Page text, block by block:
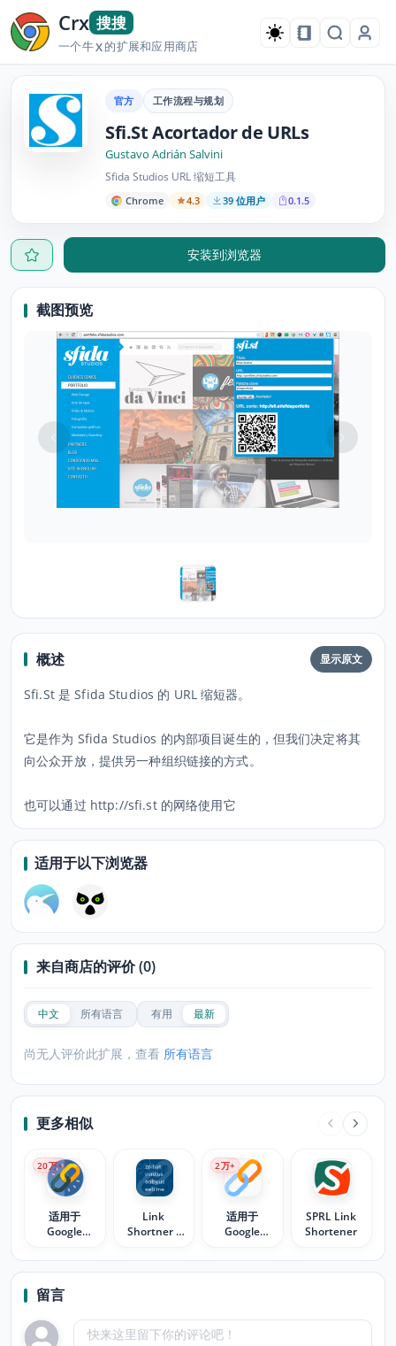
Crx 搜搜
一个牛X的扩展和应用商店
官方 工作流程与规划
Sfi.St Acortador de URLs
Gustavo Adrián Salvini
Sfida Studios URL 缩短工具
Chrome 4.3 39 位用户 0.1.5
安装到浏览器
截图预览
概述 显示原文
Sfi.St 是 Sfida Studios 的 URL 缩短器。
它是作为 Sfida Studios 的内部项目诞生的，但我们决定将其
向公众开放，提供另一种组织链接的方式。
也可以通过 http://sfi.st 的网络使用它
适用于以下浏览器
来自商店的评价 (0)
中文 所有语言 有用 最新
尚无人评价此扩展，查看 所有语言
更多相似
适用于
Google
网址缩短器
20万+
Link
Shortner -
适用于
Google
网址缩短器
2万+
SPRL Link
Shortener
留言